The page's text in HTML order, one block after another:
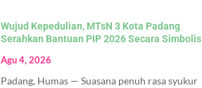
Wujud Kepedulian, MTsN 3 Kota Padang
Serahkan Bantuan PIP 2026 Secara Simbolis
Agu 4, 2026
Padang, Humas — Suasana penuh rasa syukur